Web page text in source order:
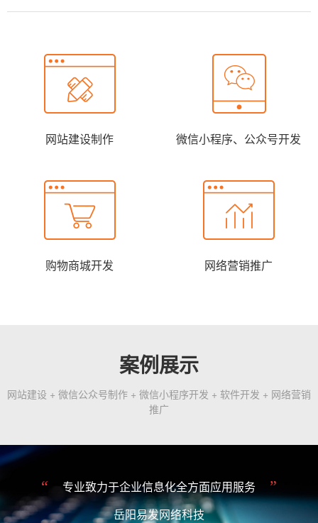
网站建设制作 微信小程序、公众号开发
购物商城开发 网络营销推广
案例展示
网站建设 + 微信公众号制作 + 微信小程序开发 + 软件开发 + 网络营销
推广
“ 专业致力于企业信息化全方面应用服务 ”
岳阳易发网络科技